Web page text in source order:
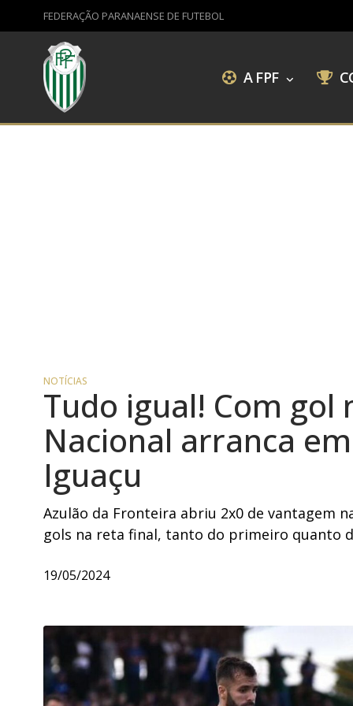
FEDERAÇÃO PARANAENSE DE FUTEBOL
A FPF
NOTÍCIAS
Tudo igual! Com gol
Nacional arranca
Iguaçu
Azulão da Fronteira abriu 2x0 de vantagem
gols na reta final, tanto do primeiro quanto
19/05/2024